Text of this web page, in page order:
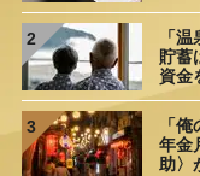
2
「
貯蓄
資金
3
「
年金
助〉